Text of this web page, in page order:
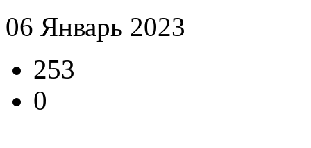
06 Январь 2023
253
0